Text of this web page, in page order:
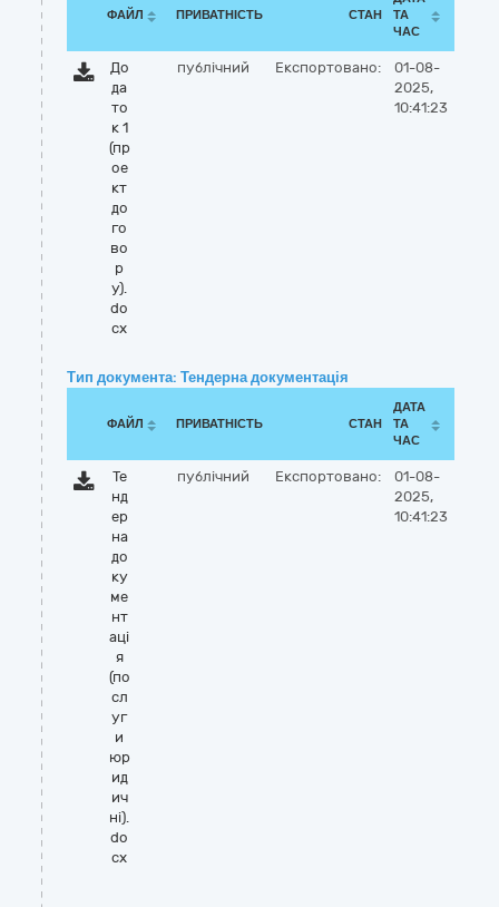
ФАЙЛ ПРИВАТНІСТЬ СТАН
ТА
ЧАС
До
да
то
к 1
(пр
ое
кт
до
го
во
р
у).
do
cx
публічний Експортовано:
01-08-
2025,
10:41:23
Тип документа: Тендерна документація
ФАЙЛ ПРИВАТНІСТЬ СТАН
ДАТА
ТА
ЧАС
Те
нд
ер
на
до
ку
ме
нт
аці
я
(по
сл
уг
и
юр
ид
ич
ні).
do
cx
публічний Експортовано:
01-08-
2025,
10:41:23